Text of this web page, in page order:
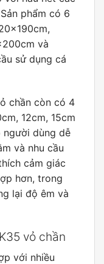
phẩm có 6
và
sử dụng cá
chần còn có 4
12cm, 15cm
người dùng dễ
và nhu cầu
cảm giác
hơn, trong
lại độ êm và
vỏ chần
với nhiều